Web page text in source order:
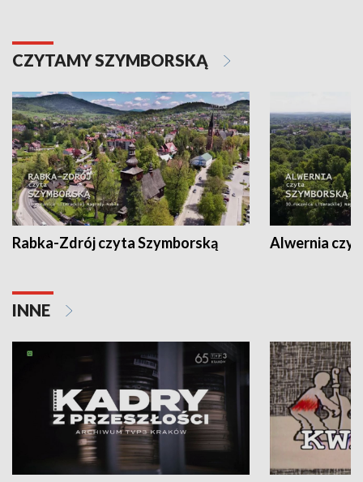
CZYTAMY SZYMBORSKĄ
Rabka-Zdrój czyta Szymborską Alwernia
INNE